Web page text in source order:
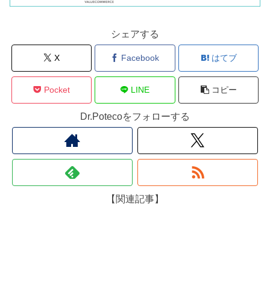
シェアする
X Facebook はてブ
Pocket LINE コピー
Dr.Potecoをフォローする
【関連記事】